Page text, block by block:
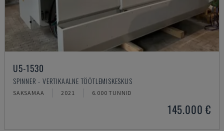
U5-1530
SPINNER - VERTIKAALNE TÖÖTLEMISKESKUS
SAKSAMAA 2021 6.000 TUNNID
145.000 €